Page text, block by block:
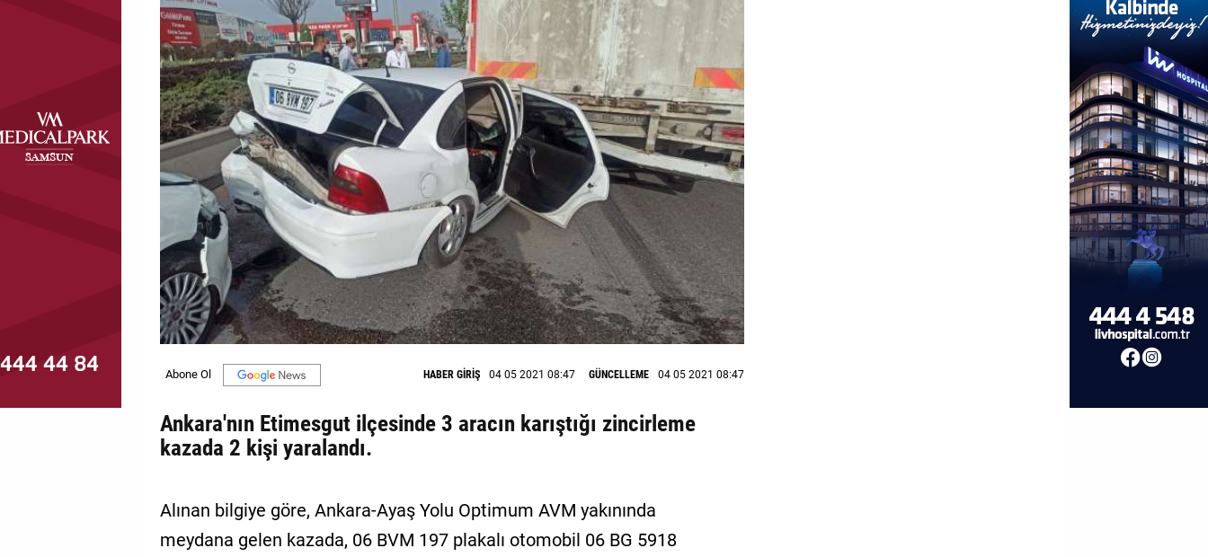
DÜNYA
MAGAZİN
Künye
İletişim
HABER GİRİŞ 04 05 2021 08:47 GÜNCELLEME 04 05 2021 08:47
Ankara'nın Etimesgut ilçesinde 3 aracın karıştığı zincirleme
kazada 2 kişi yaralandı.
Alınan bilgiye göre, Ankara-Ayaş Yolu Optimum AVM yakınında
meydana gelen kazada, 06 BVM 197 plakalı otomobil 06 BG 5918